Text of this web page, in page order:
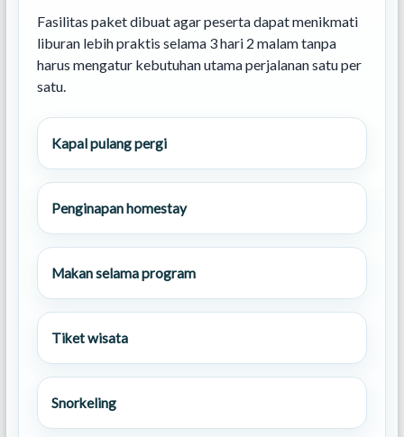
Fasilitas paket dibuat agar peserta dapat menikmati
liburan lebih praktis selama 3 hari 2 malam tanpa
harus mengatur kebutuhan utama perjalanan satu per
satu.
Kapal pulang pergi
Penginapan homestay
Makan selama program
Tiket wisata
Snorkeling